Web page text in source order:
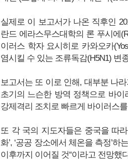
실제로 이 보고서가 나온 직후인
란드 에라스무스대학의 론 푸시에
이러스 학자 요시히로 카와오카
염시킬 수 있는 조류독감(H5N1) 변
보고서는 또 이로 인해, 대부분 나
초기의 느슨한 방역 정책으로 바
강제격리 조치로 빠르게 바이러스
또 각 국의 지도자들은 중국을 따
화’, ‘공공 장소에서 체온을 측정’
이후까지 이어질 것“이라고 전망했